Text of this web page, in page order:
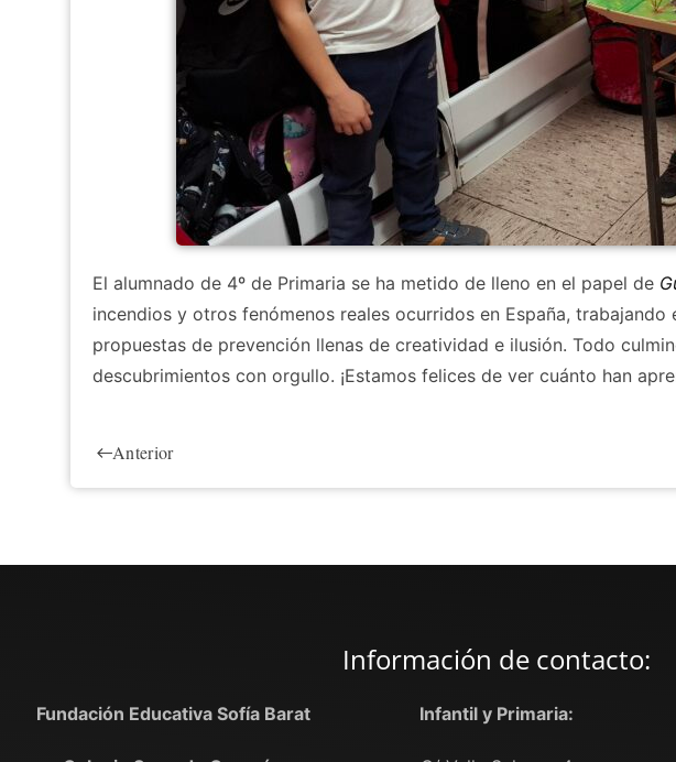
El alumnado de 4º de Primaria se ha metido de lleno en el papel de
incendios y otros fenómenos reales ocurridos en España,
propuestas de prevención llenas de creatividad e ilusión. Todo
descubrimientos con orgullo. ¡Estamos felices de ver cuánto han
Anterior
Información de contacto:
Fundación Educativa Sofía Barat Infantil y Primaria: